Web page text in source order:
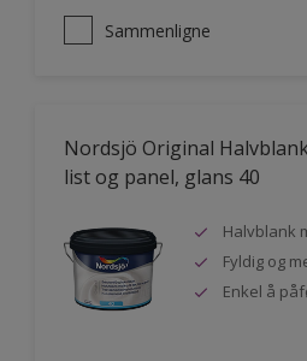
Sammenligne
Nordsjö Original
list og panel, glans 40
Halvblank
Fyldig og
Enkel å